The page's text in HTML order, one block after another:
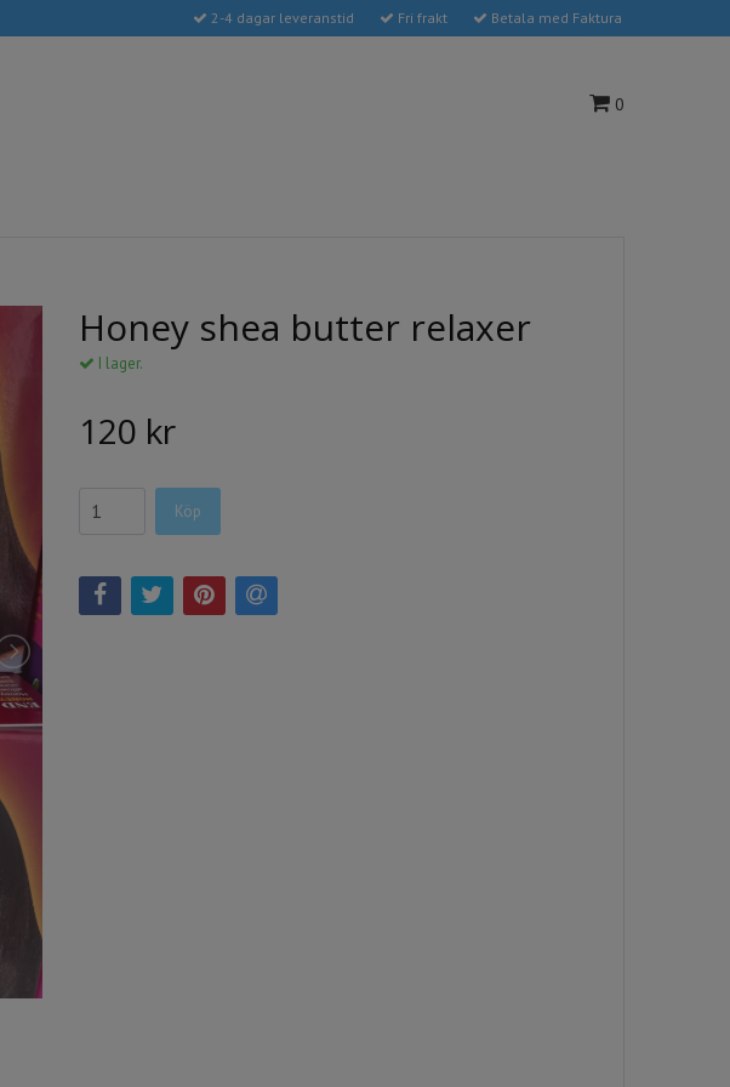
2-4 dagar leveranstid Fri frakt Betala med Faktura
0
Honey shea butter relaxer
I lager.
120 kr
Köp